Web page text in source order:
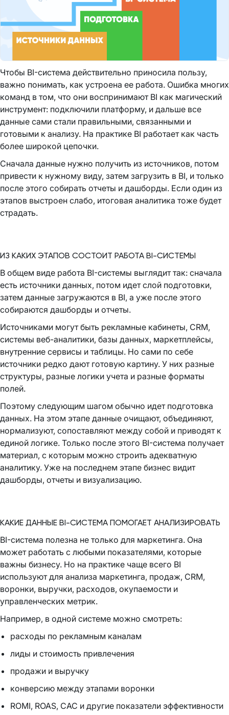
Чтобы BI-система действительно приносила пользу,
важно понимать, как устроена ее работа. Ошибка многих
команд в том, что они воспринимают BI как магический
инструмент: подключили платформу, и дальше все
данные сами стали правильными, связанными и
готовыми к анализу. На практике BI работает как часть
более широкой цепочки.
Сначала данные нужно получить из источников, потом
привести к нужному виду, затем загрузить в BI, и только
после этого собирать отчеты и дашборды. Если один из
этапов выстроен слабо, итоговая аналитика тоже будет
страдать.
ИЗ КАКИХ ЭТАПОВ СОСТОИТ РАБОТА BI-СИСТЕМЫ
В общем виде работа BI-системы выглядит так: сначала
есть источники данных, потом идет слой подготовки,
затем данные загружаются в BI, а уже после этого
собираются дашборды и отчеты.
Источниками могут быть рекламные кабинеты, CRM,
системы веб-аналитики, базы данных, маркетплейсы,
внутренние сервисы и таблицы. Но сами по себе
источники редко дают готовую картину. У них разные
структуры, разные логики учета и разные форматы
полей.
Поэтому следующим шагом обычно идет подготовка
данных. На этом этапе данные очищают, объединяют,
нормализуют, сопоставляют между собой и приводят к
единой логике. Только после этого BI-система получает
материал, с которым можно строить адекватную
аналитику. Уже на последнем этапе бизнес видит
дашборды, отчеты и визуализацию.
КАКИЕ ДАННЫЕ BI-СИСТЕМА ПОМОГАЕТ АНАЛИЗИРОВАТЬ
BI-система полезна не только для маркетинга. Она
может работать с любыми показателями, которые
важны бизнесу. Но на практике чаще всего BI
используют для анализа маркетинга, продаж, CRM,
воронки, выручки, расходов, окупаемости и
управленческих метрик.
Например, в одной системе можно смотреть:
расходы по рекламным каналам
лиды и стоимость привлечения
продажи и выручку
конверсию между этапами воронки
ROMI, ROAS, CAC и другие показатели эффективности